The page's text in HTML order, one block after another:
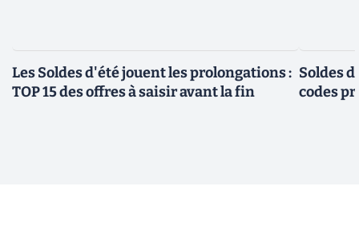
Les Soldes d'été jouent les prolongations :
TOP 15 des offres à saisir avant la fin
Soldes
codes